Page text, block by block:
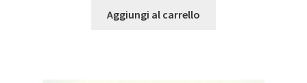
Aggiungi al carrello